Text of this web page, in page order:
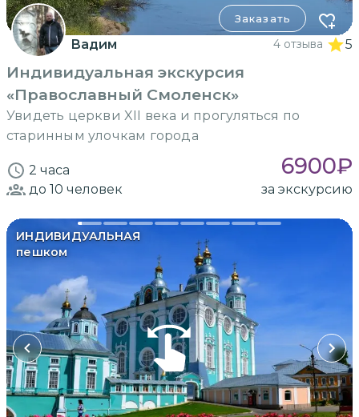
Заказать
Вадим 4 отзыва 5
Индивидуальная экскурсия
«Православный Смоленск»
Увидеть церкви XII века и прогуляться по
старинным улочкам города
2 часа 6900₽
до 10 человек за экскурсию
ИНДИВИДУАЛЬНАЯ
пешком